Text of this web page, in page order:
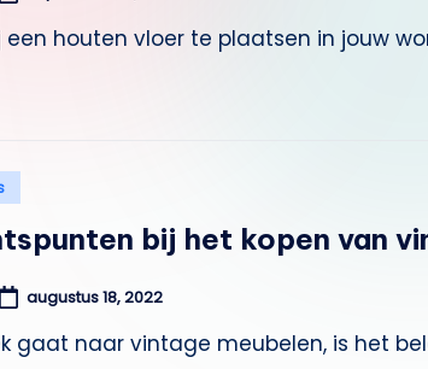
een houten vloer te plaatsen in jouw
bij het kopen van
augustus 18, 2022
gaat naar vintage meubelen, is het